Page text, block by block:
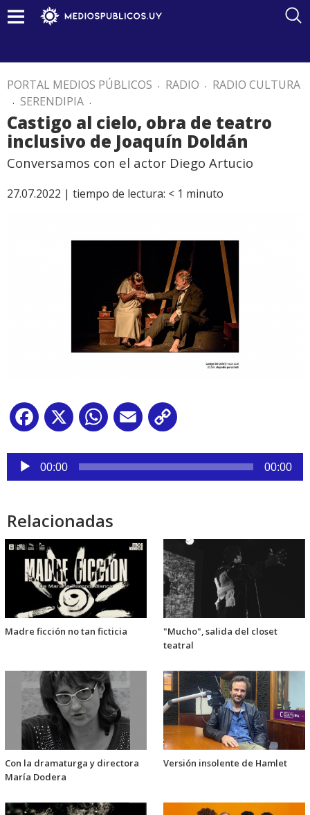
PORTAL MEDIOS PÚBLICOS . RADIO . RADIO CULTURA
. SERENDIPIA .
Castigo al cielo, obra de teatro
inclusivo de Joaquín Doldán
Conversamos con el actor Diego Artucio
27.07.2022 | tiempo de lectura: < 1 minuto
Facebook
X WhatsApp
Email
Reproductor
audio
00:00 00:00
Relacionadas
Madre ficción no tan ficticia
"Mucho", salida del closet
teatral
Con la dramaturga y directora
María Dodera
Versión insolente de Hamlet